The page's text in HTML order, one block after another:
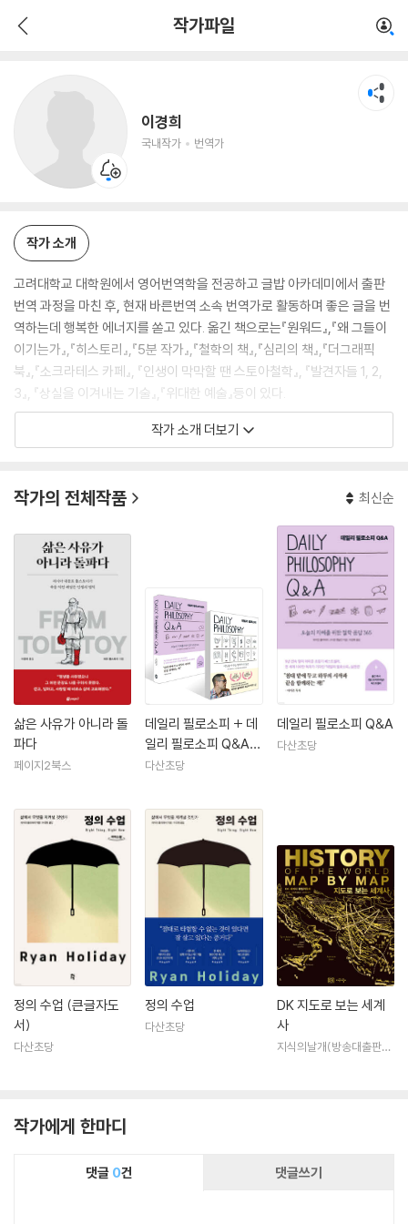
작가파일
이경희
국내작가 번역가
작가 소개
고려대학교 대학원에서 영어번역학을 전공하고 글밥 아카데미에서 출판
번역 과정을 마친 후, 현재 바른번역 소속 번역가로 활동하며 좋은 글을 번
역하는데 행복한 에너지를 쏟고 있다. 옮긴 책으로는『원워드』,『왜 그들이
이기는가』,『히스토리』,『5분 작가』,『철학의 책』,『심리의 책』,『더그래픽
북』,『소크라테스 카페』, 『인생이 막막할 땐 스토아철학』, 『발견자들 1, 2,
3』, 『상실을 이겨내는 기술』,『위대한 예술』등이 있다.
작가 소개 더보기
작가의 전체작품 최신순
삶은 사유가 아니라 돌
파다
페이지2북스
데일리 필로소피 + 데
일리 필로소피 Q&A
세트
다산초당
데일리 필로소피 Q&A
다산초당
정의 수업 (큰글자도
서)
다산초당
정의 수업
다산초당
DK 지도로 보는 세계
사
지식의날개(방송대출판문
작가에게 한마디
댓글 0건 댓글쓰기